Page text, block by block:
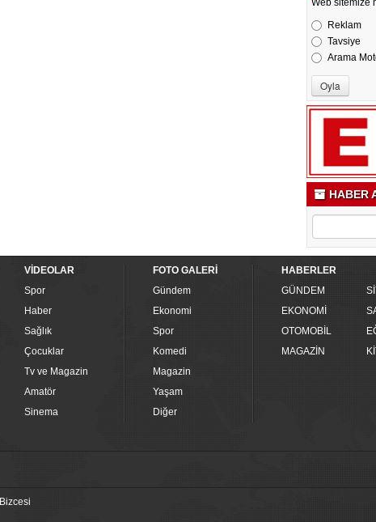
Web sitemize
Reklam
Tavsiye
Arama
HABER
VİDEOLAR
Spor
Haber
Sağlık
Çocuklar
Tv ve Magazin
Amatör
Sinema
FOTO GALERİ
Gündem
Ekonomi
Spor
Komedi
Magazin
Yaşam
Diğer
HABERLER
GÜNDEM
EKONOMİ
OTOMOBİL
MAGAZİN